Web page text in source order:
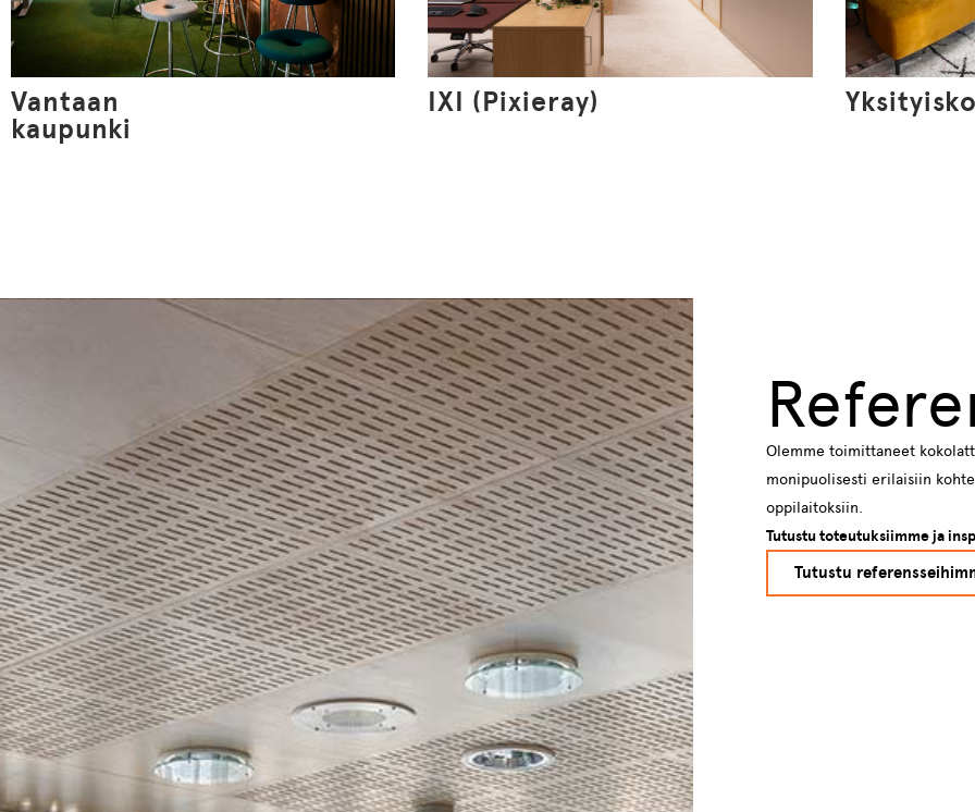
Vantaan
kaupunki
IXI (Pixieray)
Olemme toimittaneet
monipuolisesti erilaisiin
oppilaitoksiin.
Tutustu toteutuksiimme ja
Tutustu